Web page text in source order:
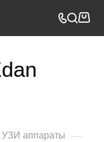
УЗИ аппараты —